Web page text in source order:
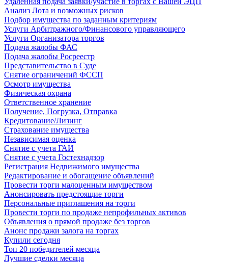
Анализ Лота и возможных рисков
Подбор имущества по заданным критериям
Услуги Арбитражного/Финансового управляющего
Услуги Организатора торгов
Подача жалобы ФАС
Подача жалобы Росреестр
Представительство в Суде
Снятие ограничений ФССП
Осмотр имущества
Физическая охрана
Ответственное хранение
Получение, Погрузка, Отправка
Кредитование/Лизинг
Страхование имущества
Независимая оценка
Снятие с учета ГАИ
Снятие с учета Гостехнадзор
Регистрация Недвижимого имущества
Редактирование и обогащение объявлений
Провести торги малоценным имуществом
Анонсировать предстоящие торги
Персональные приглашения на торги
Провести торги по продаже непрофильных активов
Объявления о прямой продаже без торгов
Анонс продажи залога на торгах
Купили сегодня
Топ 20 победителей месяца
Лучшие сделки месяца